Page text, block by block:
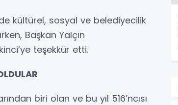
kültürel, sosyal ve belediyecilik
Başkan Yalçın
teşekkür etti.
biri olan ve bu yıl 516’ncısı